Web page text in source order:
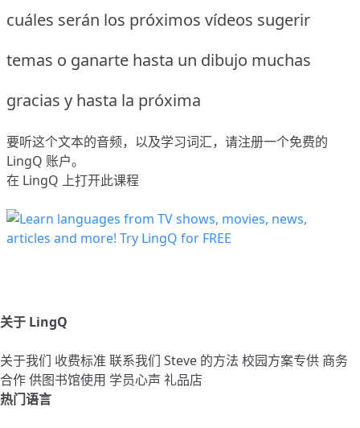
cuáles serán los próximos vídeos sugerir
temas o ganarte hasta un dibujo muchas
gracias y hasta la próxima
要听这个文本的音频，以及学习词汇，请注册一个免费的
LingQ 账户。
在 LingQ 上打开此课程
关于 LingQ
关于我们 收费标准 联系我们 Steve 的方法 校园方案专供 商务
合作供图书馆使用 学员心声 礼品店
热门语言